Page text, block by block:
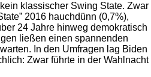
klassischer Swing State. Zwar
2016 hauchdünn (0,7%),
24 Jahre hinweg demokratisch
ließen einen spannenden
In den Umfragen lag Biden
Zwar führte in der Wahlnacht